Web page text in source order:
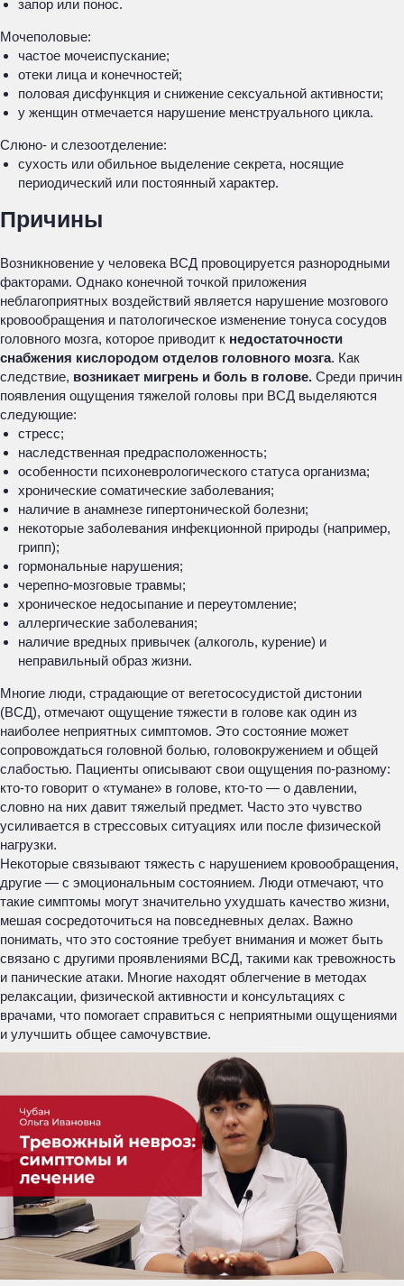
запор или понос.
Мочеполовые:
частое мочеиспускание;
отеки лица и конечностей;
половая дисфункция и снижение сексуальной активности;
у женщин отмечается нарушение менструального цикла.
Слюно- и слезоотделение:
сухость или обильное выделение секрета, носящие
периодический или постоянный характер.
Причины
Возникновение у человека ВСД провоцируется разнородными
факторами. Однако конечной точкой приложения
неблагоприятных воздействий является нарушение мозгового
кровообращения и патологическое изменение тонуса сосудов
головного мозга, которое приводит к недостаточности
снабжения кислородом отделов головного мозга. Как
следствие, возникает мигрень и боль в голове. Среди причин
появления ощущения тяжелой головы при ВСД выделяются
следующие:
стресс;
наследственная предрасположенность;
особенности психоневрологического статуса организма;
хронические соматические заболевания;
наличие в анамнезе гипертонической болезни;
некоторые заболевания инфекционной природы (например,
грипп);
гормональные нарушения;
черепно-мозговые травмы;
хроническое недосыпание и переутомление;
аллергические заболевания;
наличие вредных привычек (алкоголь, курение) и
неправильный образ жизни.
Многие люди, страдающие от вегетососудистой дистонии
(ВСД), отмечают ощущение тяжести в голове как один из
наиболее неприятных симптомов. Это состояние может
сопровождаться головной болью, головокружением и общей
слабостью. Пациенты описывают свои ощущения по-разному:
кто-то говорит о «тумане» в голове, кто-то — о давлении,
словно на них давит тяжелый предмет. Часто это чувство
усиливается в стрессовых ситуациях или после физической
нагрузки.
Некоторые связывают тяжесть с нарушением кровообращения,
другие — с эмоциональным состоянием. Люди отмечают, что
такие симптомы могут значительно ухудшать качество жизни,
мешая сосредоточиться на повседневных делах. Важно
понимать, что это состояние требует внимания и может быть
связано с другими проявлениями ВСД, такими как тревожность
и панические атаки. Многие находят облегчение в методах
релаксации, физической активности и консультациях с
врачами, что помогает справиться с неприятными ощущениями
и улучшить общее самочувствие.